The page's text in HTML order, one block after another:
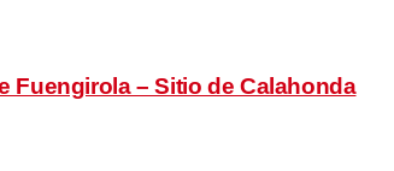
Fuengirola – Sitio de Calahonda